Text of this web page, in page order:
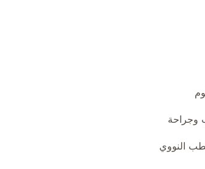
وجراحة
النووي